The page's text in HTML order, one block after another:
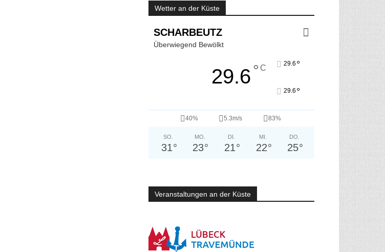
Wetter an der Küste
SCHARBEUTZ
Überwiegend Bewölkt
29.6° C 29.6 °
29.6 °
40% 5.3m/s 83%
SO.
31°
MO.
23°
DI.
21°
MI.
22°
DO.
25°
Veranstaltungen an der Küste